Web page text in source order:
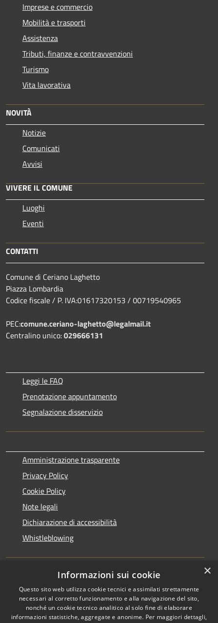
Imprese e commercio
Mobilità e trasporti
Assistenza
Tributi, finanze e contravvenzioni
Turismo
Vita lavorativa
NOVITÀ
Notizie
Comunicati
Avvisi
VIVERE IL COMUNE
Luoghi
Eventi
CONTATTI
Comune di Ceriano Laghetto
Piazza Lombardia
Codice fiscale / P. IVA:01617320153 / 00719540965
PEC:comune.ceriano-laghetto@legalmail.it
Centralino unico:029666131
Leggi le FAQ
Prenotazione appuntamento
Segnalazione disservizio
Amministrazione trasparente
Privacy Policy
Cookie Policy
Note legali
Dichiarazione di accessibilità
Whistleblowing
DPO (Data Protection Officer):dpo@comune.ceriano-
laghetto.mb.it
×
Informazioni sui cookie
Questo sito web utilizza cookie tecnici e assimilati strettamente
necessari al corretto funzionamento e alla navigazione del sito,
nonché un cookie tecnico analitico al solo fine di elaborare
informazioni statistiche, aggregate e anonime. Per maggiori dettagli,